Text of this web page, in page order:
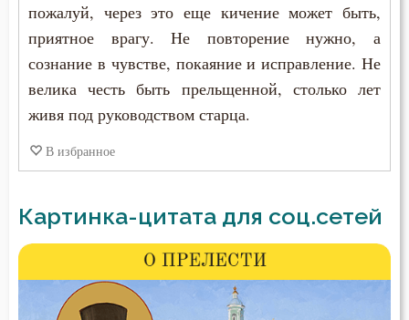
пожалуй, через это еще кичение может быть,
приятное врагу. Не повторение нужно, а
сознание в чувстве, покаяние и исправление. Не
велика честь быть прельщенной, столько лет
живя под руководством старца.
В избранное
Картинка-цитата для соц.сетей